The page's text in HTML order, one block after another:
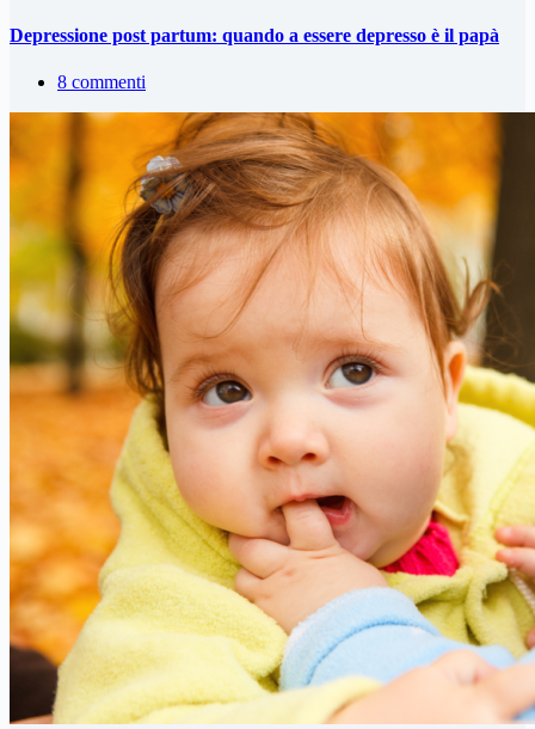
Depressione post partum: quando a essere depresso è il papà
8 commenti